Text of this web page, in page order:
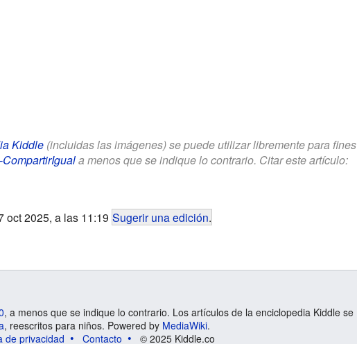
Kiddle(incluidas las imágenes) se puede utilizar libremente para fines
a menos que se indique lo contrario. Citar este artículo:
oct 2025, a las 11:19 Sugerir una edición.
, a menos que se indique lo contrario. Los artículos de la enciclopedia Kiddle se
, reescritos para niños. Powered by MediaWiki.
de privacidad Contacto © 2025 Kiddle.co